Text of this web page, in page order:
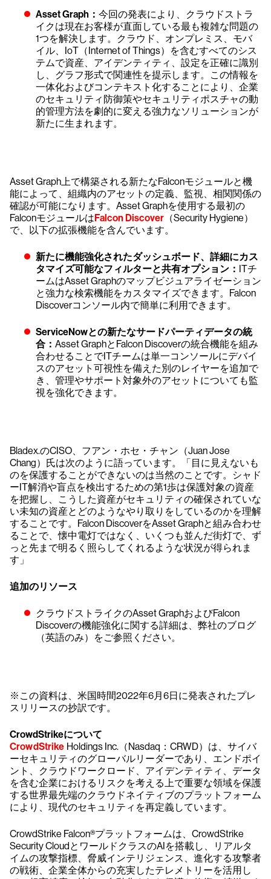
Asset Graph： 今回の発表により、クラウドストラ
イクは現在お客様が直面している最も複雑な問題の
1つを解決します。クラウド、オンプレミス、モバ
イル、IoT（Internet of Things）を含むすべてのシス
テムで資産、アイデンティティ、設定を正確に識別
し、グラフ形式で関連性を提示します。この情報を
一体化およびコンテキスト化することにより、企業
のセキュリティ防御策やセキュリティポスチャの動
的管理方法を劇的に変える強力なソリューションが
新たに生まれます。
Asset Graph上で構築される新たなFalconモジュールと機
能によって、組織内のアセットの定義、監視、相関関係の
確認が可能になります。Asset Graphを使用する最初の
FalconモジュールはFalcon Discover （Security Hygiene）
で、以下の拡張機能を含んでいます。
新たに機能強化されたダッシュボード、詳細にカス
タマイズ可能なフィルターと共有オプション： ITチ
ームはAsset Graphのマップビジュアライゼーション
と強力な検索機能をカスタマイズできます。Falcon
Discoverコンソール内で簡単に利用できます。
ServiceNowとの新たなサードパーティデータの統
合： Asset GraphとFalcon Discoverの統合機能を組み
合わせることでITチームは単一コンソールにデバイ
スのアセット可視性を備えた別のレイヤーを追加で
き、管理やサポート対象外のアセットについても監
視を強化できます。
Bladex.のCISO、フアン・ホセ・チャン（Juan Jose
Chang）氏は次のように語っています。「目に見えないも
のを保護することができないのは当然のことです。シャド
ーIT解消や盲点を検出するための第1歩は保護対象の資産
を把握し、こうした資産がセキュリティの確保されていな
い未知の資産とどのようなやり取りをしているのかを理解
することです。Falcon DiscoverをAsset Graphと組み合わせ
ることで、懐中電灯ではなく、いくつも並んだ街灯で、ず
っと先まで明るく照らしてくれるような状況が得られま
す」
追加のリソース
クラウドストライクのAsset GraphおよびFalcon
Discoverの機能強化に関する詳細は、弊社のブログ
（英語のみ）をご参照ください。
※この資料は、米国時間2022年6月6日に発表されたプレ
スリリースの抄訳です。
CrowdStrikeについて
CrowdStrike Holdings Inc.（Nasdaq：CRWD）は、サイバ
ーセキュリティのグローバルリーダーであり、エンドポイ
ント、クラウドワークロード、アイデンティティ、データ
を含む企業におけるリスクを考える上で重要な領域を保護
する世界最先端のクラウドネイティブのプラットフォーム
により、現代のセキュリティを再定義しています。
CrowdStrike Falcon®プラットフォームは、CrowdStrike
Security CloudとワールドクラスのAIを搭載し、リアルタ
イムの攻撃指標、脅威インテリジェンス、進化する攻撃者
の戦術、企業全体からの充実したテレメトリーを活用し